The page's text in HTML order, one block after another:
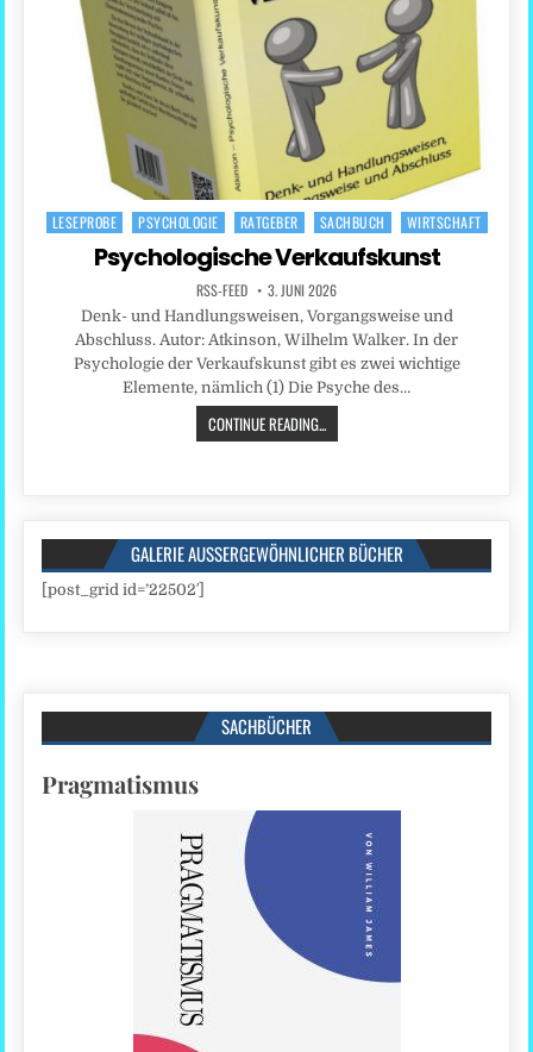
Posted
LESEPROBE PSYCHOLOGIE RATGEBER SACHBUCH WIRTSCHAFT
Psychologische Verkaufskunst
RSS-FEED 3. JUNI 2026
Denk- und Handlungsweisen, Vorgangsweise und
Abschluss. Autor: Atkinson, Wilhelm Walker. In der
Psychologie der Verkaufskunst gibt es zwei wichtige
Elemente, nämlich (1) Die Psyche des…
CONTINUE READING...
GALERIE AUSSERGEWÖHNLICHER BÜCHER
[post_grid id=’22502′]
SACHBÜCHER
Pragmatismus